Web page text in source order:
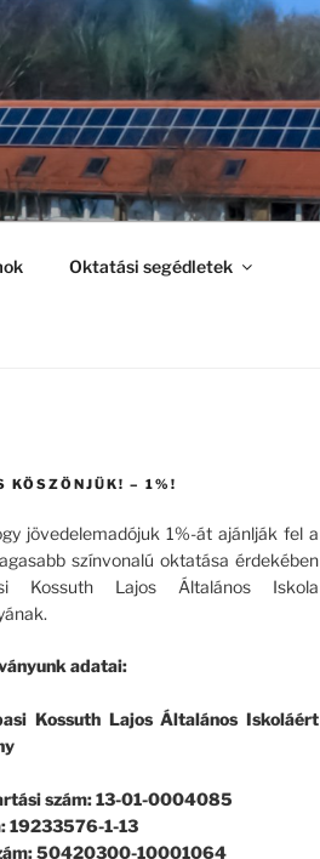
Oktatási segédletek
KÖSZÖNJÜK! – 1%!
jövedelemadójuk 1%-át ajánlják fel a
színvonalú oktatása érdekében
Kossuth Lajos Általános Iskola
adatai:
Kossuth Lajos Általános Iskoláért
szám: 13-01-0004085
19233576-1-13
50420300-10001064